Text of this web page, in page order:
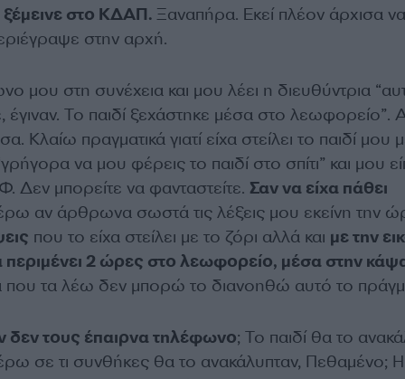
ξέμεινε στο ΚΔΑΠ.Ξαναπήρα. Εκεί πλέον άρχισα να
στην αρχή.
μου στη συνέχεια και μου λέει η διευθύντρια
έγιναν. Το παιδί ξεχάστηκε μέσα στο λεωφορείο”.
Κλαίω πραγματικά γιατί είχα στείλει το παιδί μου
να μου φέρεις το παιδί στο σπίτι” και μου
Δεν μπορείτε να φανταστείτε. Σαν να είχα πάθει
αν άρθρωνα σωστά τις λέξεις μου εκείνη την
που το είχα στείλει με το ζόρι αλλά και με την
περιμένει 2 ώρες στο λεωφορείο, μέσα στην
τα λέω δεν μπορώ το διανοηθώ αυτό το
δεν τους έπαιρνα τηλέφωνο; Το παιδί θα το
σε τι συνθήκες θα το ανακάλυπταν, Πεθαμένο; Η